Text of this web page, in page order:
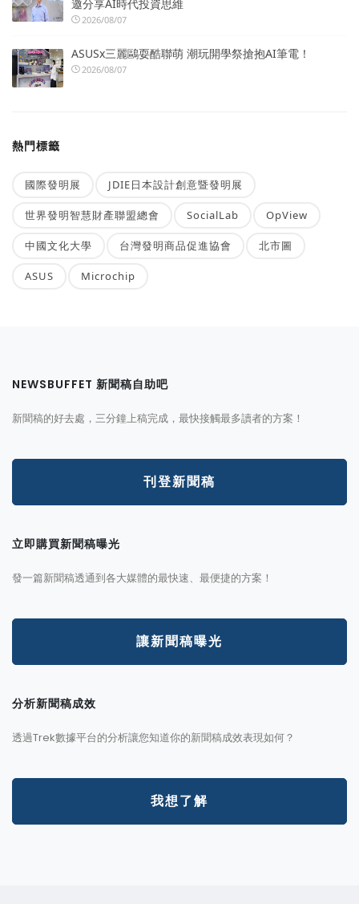
邀分享AI時代投資思維
2026/08/07
ASUSx三麗鷗耍酷聯萌 潮玩開學祭搶抱AI筆電！
2026/08/07
熱門標籤
國際發明展 JDIE日本設計創意暨發明展
世界發明智慧財產聯盟總會 SocialLab OpView
中國文化大學 台灣發明商品促進協會 北市圖
ASUS Microchip
NEWSBUFFET 新聞稿自助吧
新聞稿的好去處，三分鐘上稿完成，最快接觸最多讀者的方案！
刊登新聞稿
立即購買新聞稿曝光
發一篇新聞稿透通到各大媒體的最快速、最便捷的方案！
讓新聞稿曝光
分析新聞稿成效
透過Trek數據平台的分析讓您知道你的新聞稿成效表現如何？
我想了解